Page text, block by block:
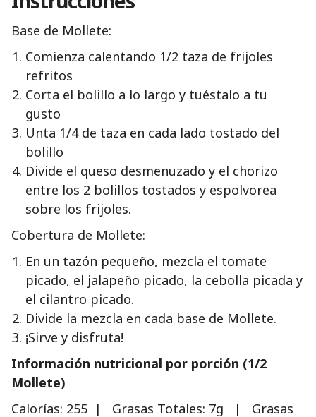
Base de Mollete:
Comienza calentando 1/2 taza de frijoles
refritos
Corta el bolillo a lo largo y tuéstalo a tu
gusto
Unta 1/4 de taza en cada lado tostado del
bolillo
Divide el queso desmenuzado y el chorizo
entre los 2 bolillos tostados y espolvorea
sobre los frijoles.
Cobertura de Mollete:
En un tazón pequeño, mezcla el tomate
picado, el jalapeño picado, la cebolla picada y
el cilantro picado.
Divide la mezcla en cada base de Mollete.
¡Sirve y disfruta!
Información nutricional por porción (1/2
Mollete)
Calorías: 255 | Grasas Totales: 7g | Grasas